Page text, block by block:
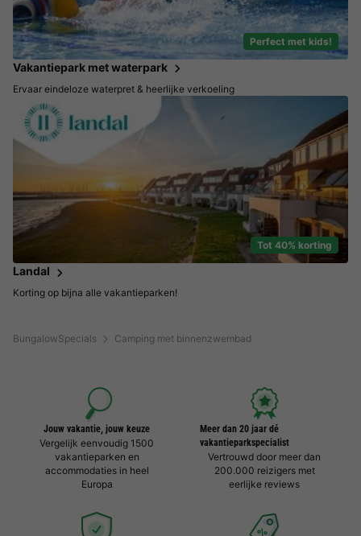
BungalowSpecials Camping met binnenzwembad
Perfect met kids!
Vakantiepark met waterpark
Ervaar eindeloze waterpret & heerlijke verkoeling
Tot 40% korting
Landal
Korting op bijna alle vakantieparken!
Jouw vakantie, jouw keuze
Vergelijk eenvoudig 1500
vakantieparken en
accommodaties in heel
Europa
Meer dan 20 jaar dé
vakantieparkspecialist
Vertrouwd door meer dan
200.000 reizigers met
eerlijke reviews